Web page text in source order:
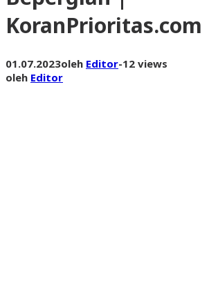
KoranPrioritas.com
01.07.2023oleh Editor-12 views
oleh Editor